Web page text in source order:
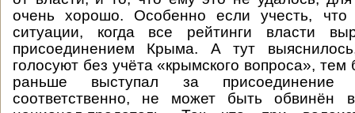
очень хорошо. Особенно если учесть,
ситуации, когда все рейтинги власти
присоединением Крыма. А тут
голосуют без учёта «крымского вопроса», тем
раньше выступал за присоединение
соответственно, не может быть